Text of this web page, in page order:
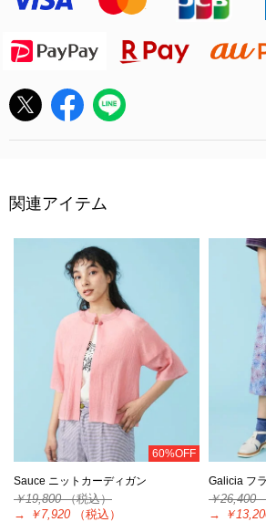
関連アイテム
60%OFF
Sauce ニットカーディガン
￥19,800（税込）
→
￥7,920 （税込）
Galicia フ
￥26,400
→
￥